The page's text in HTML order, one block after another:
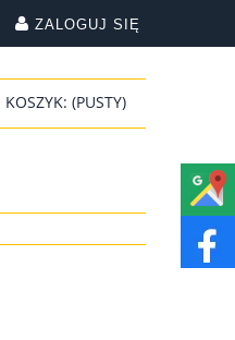
ZALOGUJ SIĘ
KOSZYK: (PUSTY)